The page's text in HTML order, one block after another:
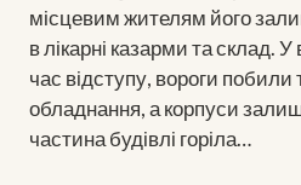
місцевим жителям його
в лікарні казарми та склад.
час відступу, вороги
обладнання, а корпуси
частина будівлі горіла…